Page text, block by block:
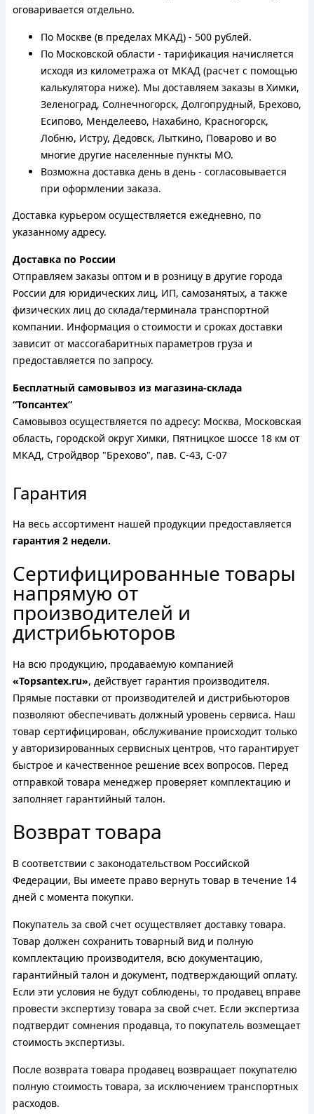
оговаривается отдельно.
По Москве (в пределах МКАД) - 500 рублей.
По Московской области - тарификация начисляется
исходя из километража от МКАД (расчет с помощью
калькулятора ниже). Мы доставляем заказы в Химки,
Зеленоград, Солнечногорск, Долгопрудный, Брехово,
Есипово, Менделеево, Нахабино, Красногорск,
Лобню, Истру, Дедовск, Лыткино, Поварово и во
многие другие населенные пункты МО.
Возможна доставка день в день - согласовывается
при оформлении заказа.
Доставка курьером осуществляется ежедневно, по
указанному адресу.
Доставка по России
Отправляем заказы оптом и в розницу в другие города
России для юридических лиц, ИП, самозанятых, а также
физических лиц до склада/терминала транспортной
компании. Информация о стоимости и сроках доставки
зависит от массогабаритных параметров груза и
предоставляется по запросу.
Бесплатный самовывоз из магазина-склада
“Топсантех”
Самовывоз осуществляется по адресу: Москва, Московская
область, городской округ Химки, Пятницкое шоссе 18 км от
МКАД, Стройдвор "Брехово", пав. С-43, С-07
Гарантия
На весь ассортимент нашей продукции предоставляется
гарантия 2 недели.
Сертифицированные товары
напрямую от
производителей и
дистрибьюторов
На всю продукцию, продаваемую компанией
«Topsantex.ru», действует гарантия производителя.
Прямые поставки от производителей и дистрибьюторов
позволяют обеспечивать должный уровень сервиса. Наш
товар сертифицирован, обслуживание происходит только
у авторизированных сервисных центров, что гарантирует
быстрое и качественное решение всех вопросов. Перед
отправкой товара менеджер проверяет комплектацию и
заполняет гарантийный талон.
Возврат товара
В соответствии с законодательством Российской
Федерации, Вы имеете право вернуть товар в течение 14
дней с момента покупки.
Покупатель за свой счет осуществляет доставку товара.
Товар должен сохранить товарный вид и полную
комплектацию производителя, всю документацию,
гарантийный талон и документ, подтверждающий оплату.
Если эти условия не будут соблюдены, то продавец вправе
провести экспертизу товара за свой счет. Если экспертиза
подтвердит сомнения продавца, то покупатель возмещает
стоимость экспертизы.
После возврата товара продавец возвращает покупателю
полную стоимость товара, за исключением транспортных
расходов.